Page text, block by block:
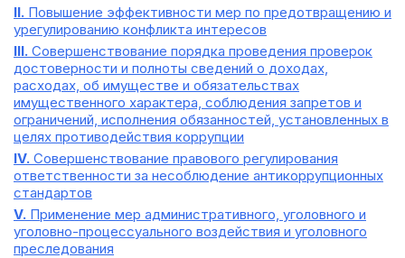
II. Повышение эффективности мер по предотвращению и
урегулированию конфликта интересов
III. Совершенствование порядка проведения проверок
достоверности и полноты сведений о доходах,
расходах, об имуществе и обязательствах
имущественного характера, соблюдения запретов и
ограничений, исполнения обязанностей, установленных в
целях противодействия коррупции
IV. Совершенствование правового регулирования
ответственности за несоблюдение антикоррупционных
стандартов
V. Применение мер административного, уголовного и
уголовно-процессуального воздействия и уголовного
преследования